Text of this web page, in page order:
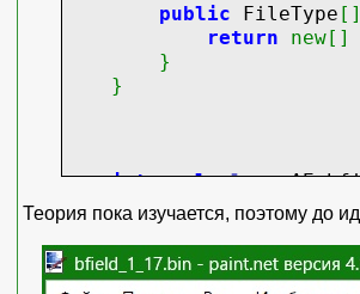
public FileType [
return
new[ ]
}
}
internal class
public
Теория пока изучается, поэтому до